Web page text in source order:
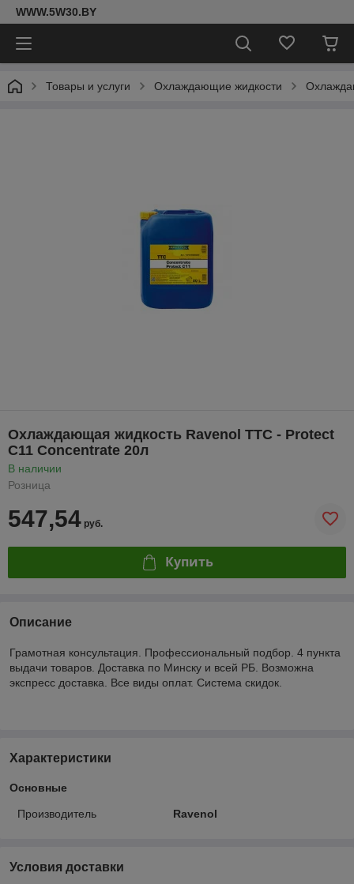
WWW.5W30.BY
Товары и услуги Охлаждающие жидкости
Охлаждающая жидкость Ravenol TTC - Protect
C11 Concentrate 20л
В наличии
Розница
547,54 руб.
Купить
Описание
Грамотная консультация. Профессиональный подбор. 4 пункта
выдачи товаров. Доставка по Минску и всей РБ. Возможна
экспресс доставка. Все виды оплат. Система скидок.
Характеристики
Основные
Производитель Ravenol
Условия доставки